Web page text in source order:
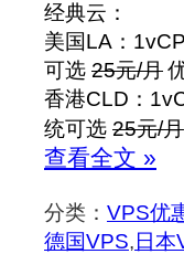
经典云：
美国LA：
可选 25元/月
香港CLD：
统可选 25元/月
查看全文 »
分类： VPS优
德国VPS,日本